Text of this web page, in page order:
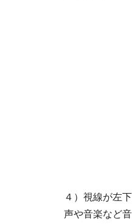
４）視線が左
声や音楽など